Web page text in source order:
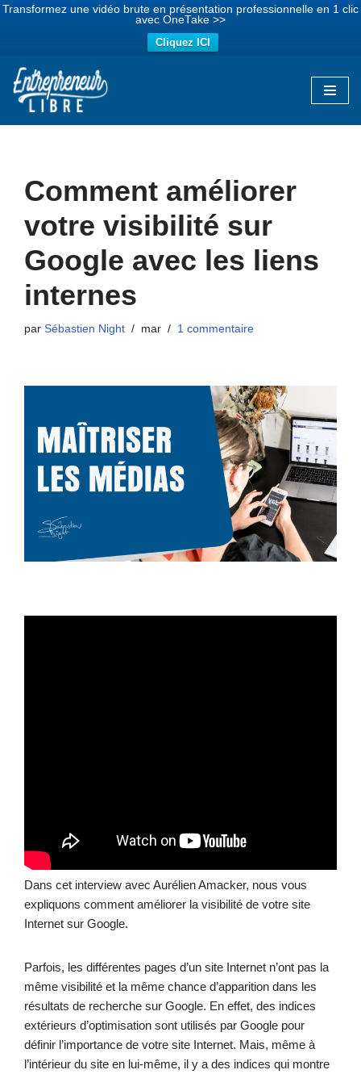
Transformez une vidéo brute en présentation professionnelle en 1 clic
avec OneTake >>
Cliquez ICI
Aller
Comment améliorer
votre visibilité sur
Google avec les liens
internes
par Sébastien Night mar 1 commentaire
Dans cet interview avec Aurélien Amacker, nous vous
expliquons comment améliorer la visibilité de votre site
Internet sur Google.
Parfois, les différentes pages d’un site Internet n’ont pas la
même visibilité et la même chance d’apparition dans les
résultats de recherche sur Google. En effet, des indices
extérieurs d’optimisation sont utilisés par Google pour
définir l’importance de votre site Internet. Mais, même à
l’intérieur du site en lui-même, il y a des indices qui montre